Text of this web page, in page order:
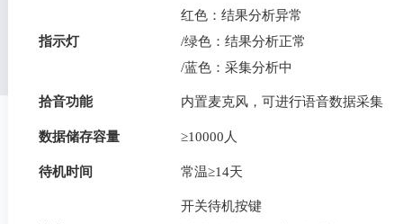
指示灯
红色：结果分析异常
/绿色：结果分析正常
/蓝色：采集分析中
拾音功能 内置麦克风，可进行语音数据采集
数据储存容量 ≥10000人
待机时间 常温≥14天
开关待机按键